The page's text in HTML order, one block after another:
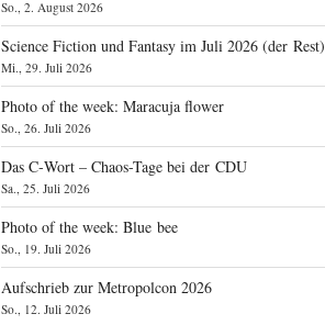
So., 2. August 2026
Science Fiction und Fantasy im Juli 2026 (der Rest)
Mi., 29. Juli 2026
Photo of the week: Maracuja flower
So., 26. Juli 2026
Das C‑Wort – Chaos-Tage bei der CDU
Sa., 25. Juli 2026
Photo of the week: Blue bee
So., 19. Juli 2026
Aufschrieb zur Metropolcon 2026
So., 12. Juli 2026